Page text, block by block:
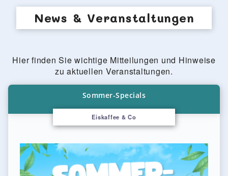
News & Veranstaltungen
Hier finden Sie wichtige Mitteilungen und Hinweise
zu aktuellen Veranstaltungen.
Sommer-Specials
Eiskaffee & Co